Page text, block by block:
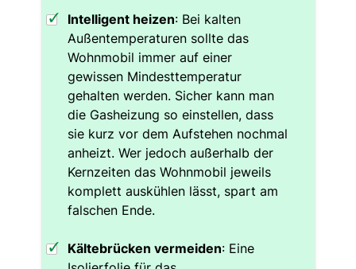
Intelligent heizen: Bei kalten
Außentemperaturen sollte das
Wohnmobil immer auf einer
gewissen Mindesttemperatur
gehalten werden. Sicher kann man
die Gasheizung so einstellen, dass
sie kurz vor dem Aufstehen nochmal
anheizt. Wer jedoch außerhalb der
Kernzeiten das Wohnmobil jeweils
komplett auskühlen lässt, spart am
falschen Ende.
Kältebrücken vermeiden: Eine